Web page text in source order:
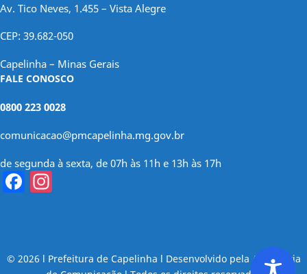
Av. Tico Neves, 1.455 – Vista Alegre
CEP: 39.682-050
Capelinha – Minas Gerais
FALE CONOSCO
0800 223 0028
comunicacao@pmcapelinha.mg.gov.br
de segunda à sexta, de 07h às 11h e 13h às 17h
Facebook
© 2026 l Prefeitura de Capelinha l Desenvolvido pela Assessoria